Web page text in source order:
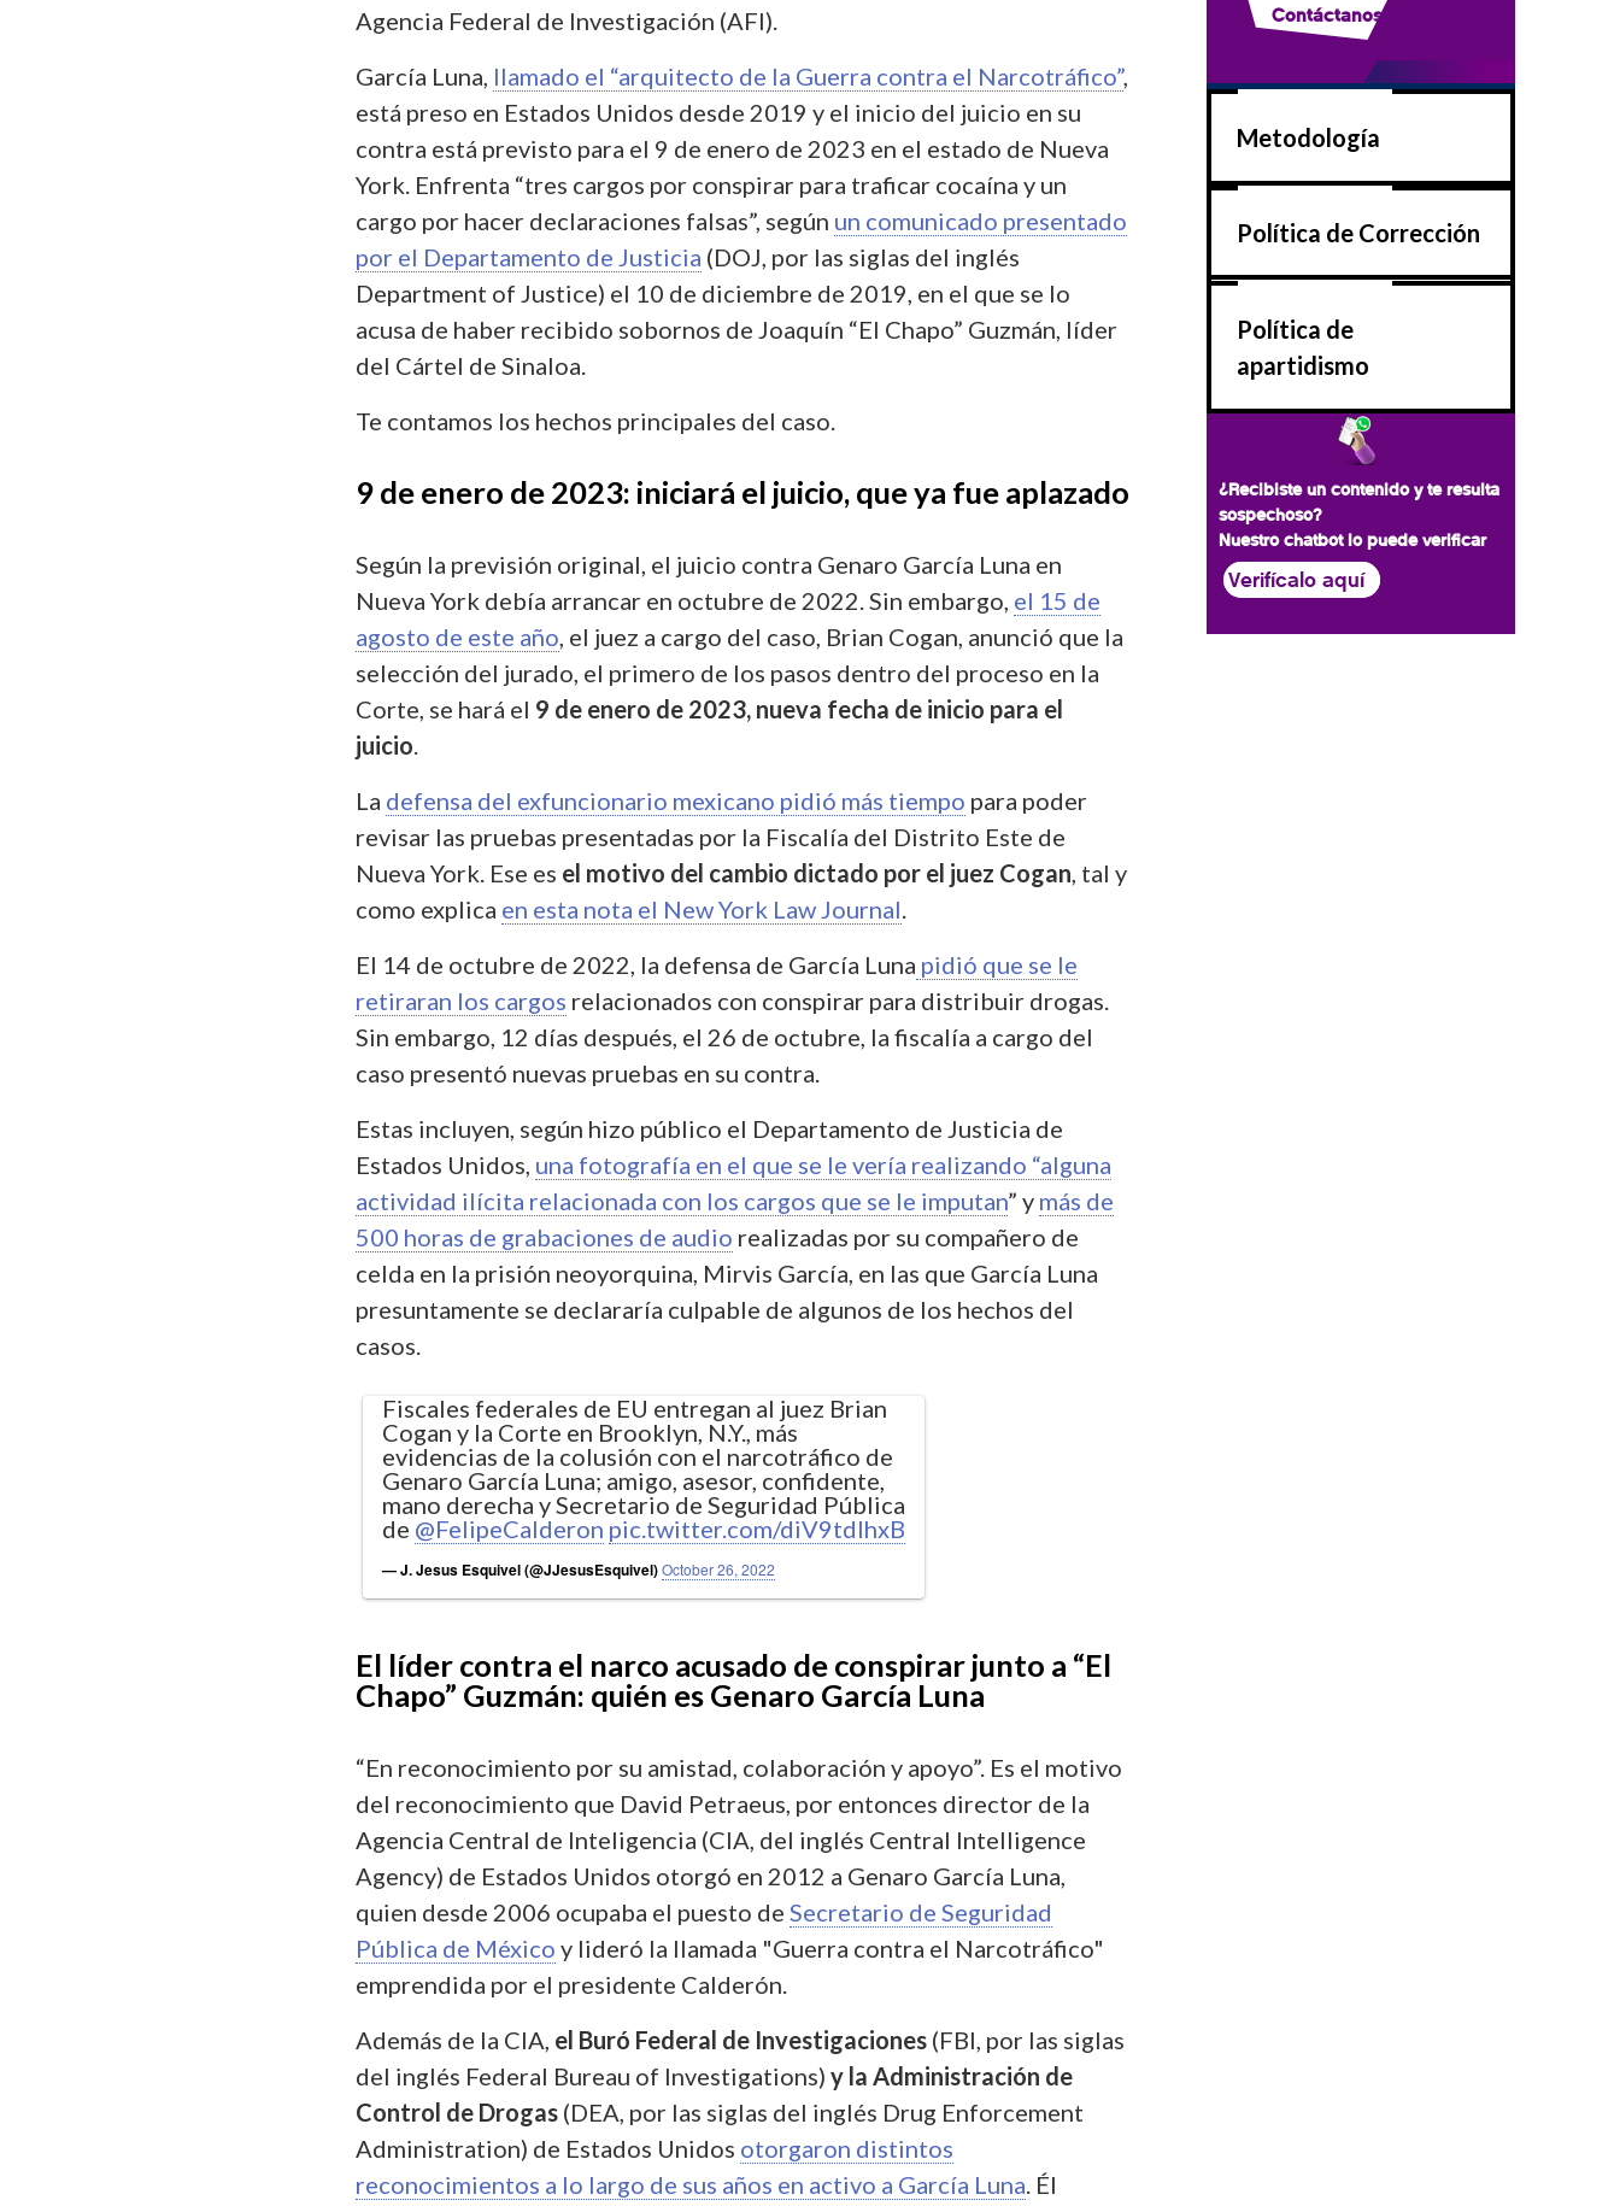
Agencia Federal de Investigación (AFI).
García Luna, llamado el “arquitecto de la Guerra contra el Narcotráfico”,
está preso en Estados Unidos desde 2019 y el inicio del juicio en su
contra está previsto para el 9 de enero de 2023 en el estado de Nueva
York. Enfrenta “tres cargos por conspirar para traficar cocaína y un
cargo por hacer declaraciones falsas”, según un comunicado presentado
por el Departamento de Justicia (DOJ, por las siglas del inglés
Department of Justice) el 10 de diciembre de 2019, en el que se lo
acusa de haber recibido sobornos de Joaquín “El Chapo” Guzmán, líder
del Cártel de Sinaloa.
Te contamos los hechos principales del caso.
9 de enero de 2023: iniciará el juicio, que ya fue aplazado
Según la previsión original, el juicio contra Genaro García Luna en
Nueva York debía arrancar en octubre de 2022. Sin embargo, el 15 de
agosto de este año , el juez a cargo del caso, Brian Cogan, anunció que la
selección del jurado, el primero de los pasos dentro del proceso en la
Corte, se hará el 9 de enero de 2023, nueva fecha de inicio para el
juicio
La defensa del exfuncionario mexicano pidió más tiempo para poder
revisar las pruebas presentadas por la Fiscalía del Distrito Este de
Nueva York. Ese es el motivo del cambio dictado por el juez Cogan , tal y
como explica en esta nota el New York Law Journal
El 14 de octubre de 2022, la defensa de García Luna pidió que se le
retiraran los cargos relacionados con conspirar para distribuir drogas.
Sin embargo, 12 días después, el 26 de octubre, la fiscalía a cargo del
caso presentó nuevas pruebas en su contra.
Estas incluyen, según hizo público el Departamento de Justicia de
Estados Unidos, una fotografía en el que se le vería realizando “alguna
actividad ilícita relacionada con los cargos que se le imputan” y más de
500 horas de grabaciones de audio realizadas por su compañero de
celda en la prisión neoyorquina, Mirvis García, en las que García Luna
presuntamente se declararía culpable de algunos de los hechos del
casos.
Fiscales federales de EU entregan al juez Brian
Cogan y la Corte en Brooklyn, N.Y., más
evidencias de la colusión con el narcotráfico de
Genaro García Luna; amigo, asesor, confidente,
mano derecha y Secretario de Seguridad Pública
de @FelipeCalderon pic.twitter.com/diV9tdIhxB
— J. Jesus Esquivel (@JJesusEsquivel)October 26, 2022
El líder contra el narco acusado de conspirar junto a “El
Chapo” Guzmán: quién es Genaro García Luna
“En reconocimiento por su amistad, colaboración y apoyo”. Es el motivo
del reconocimiento que David Petraeus, por entonces director de la
Agencia Central de Inteligencia (CIA, del inglés Central Intelligence
Agency) de Estados Unidos otorgó en 2012 a Genaro García Luna,
quien desde 2006 ocupaba el puesto de Secretario de Seguridad
Pública de México y lideró la llamada "Guerra contra el Narcotráfico"
emprendida por el presidente Calderón.
Además de la CIA, el Buró Federal de Investigaciones (FBI, por las siglas
del inglés Federal Bureau of Investigations) y la Administración de
Control de Drogas (DEA, por las siglas del inglés Drug Enforcement
Administration) de Estados Unidos otorgaron distintos
reconocimientos a lo largo de sus años en activo a García Luna . Él
Contáctanos
Metodología
Política de Corrección
Política de
apartidismo
¿Recibiste un contenido y te resulta
sospechoso?
Nuestro chatbot lo puede verificar
Verifícalo aquí